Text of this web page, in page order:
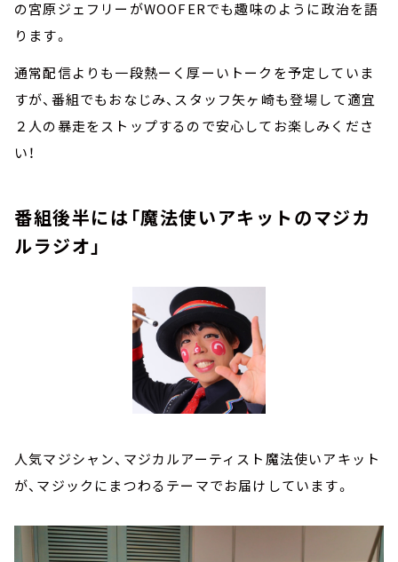
の宮原ジェフリーがWOOFERでも趣味のように政治を語
ります。
通常配信よりも一段熱ーく厚ーいトークを予定していま
すが、番組でもおなじみ、スタッフ矢ヶ崎も登場して適宜
２人の暴走をストップするので安心してお楽しみくださ
い！
番組後半には「魔法使いアキットのマジカ
ルラジオ」
人気マジシャン、マジカルアーティスト魔法使いアキット
が、マジックにまつわるテーマでお届けしています。